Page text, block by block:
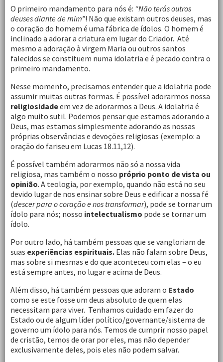
O primeiro mandamento para nós é: “Não terás outros
deuses diante de mim”! Não que existam outros deuses, mas
o coração do homem é uma fábrica de ídolos. O homem é
inclinado a adorar a criatura em lugar do Criador. Até
mesmo a adoração à virgem Maria ou outros santos
falecidos se constituem numa idolatria e é pecado contra o
primeiro mandamento.
Nesse momento, precisamos entender que a idolatria pode
assumir muitas outras formas. É possível adorarmos nossa
religiosidadeem vez de adorarmos a Deus. A idolatria é
algo muito sutil. Podemos pensar que estamos adorando a
Deus, mas estamos simplesmente adorando as nossas
próprias observâncias e devoções religiosas (exemplo: a
oração do fariseu em Lucas 18.11,12).
É possível também adorarmos não só a nossa vida
religiosa, mas também o nosso próprio ponto de vista ou
opinião. A teologia, por exemplo, quando não está no seu
devido lugar de nos ensinar sobre Deus e edificar a nossa fé
(descer para o coração e nos transformar), pode se tornar um
ídolo para nós; nosso intelectualismo pode se tornar um
ídolo.
Por outro lado, há também pessoas que se vangloriam de
suas experiências espirituais. Elas não falam sobre Deus,
mas sobre si mesmas e do que aconteceu com elas – o eu
está sempre antes, no lugar e acima de Deus.
Além disso, há também pessoas que adoram o Estado
como se este fosse um deus absoluto de quem elas
necessitam para viver. Tenhamos cuidado em fazer do
Estado ou de algum líder político/governante/sistema de
governo um ídolo para nós. Temos de cumprir nosso papel
de cristão, temos de orar por eles, mas não depender
exclusivamente deles, pois eles não podem salvar.